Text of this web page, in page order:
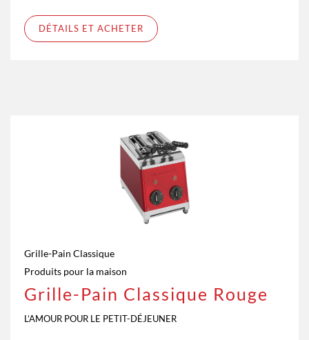
DÉTAILS ET ACHETER
Grille-Pain Classique
Produits pour la maison
Grille-Pain Classique Rouge
L’AMOUR POUR LE PETIT-DÉJEUNER